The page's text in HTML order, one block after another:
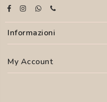
Informazioni
My Account